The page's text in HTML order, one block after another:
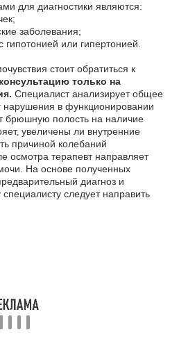
для диагностики являются:
заболевания;
или гипертонией.
стоит обратиться к
только на
Специалист анализирует общее
нарушения в функционировании
брюшную полость на наличие
увеличены ли внутренние
причиной колебаний
осмотра терапевт направляет
На основе полученных
диагноз и
следует направить